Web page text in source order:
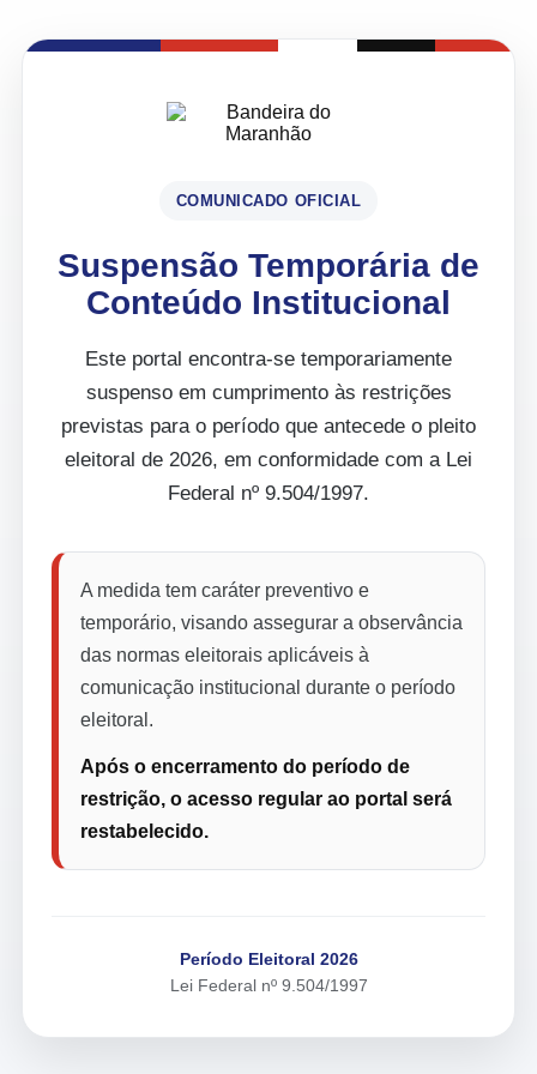
COMUNICADO OFICIAL
Suspensão Temporária de
Conteúdo Institucional
Este portal encontra-se temporariamente
suspenso em cumprimento às restrições
previstas para o período que antecede o pleito
eleitoral de 2026, em conformidade com a Lei
Federal nº 9.504/1997.
A medida tem caráter preventivo e
temporário, visando assegurar a observância
das normas eleitorais aplicáveis à
comunicação institucional durante o período
eleitoral.
Após o encerramento do período de
restrição, o acesso regular ao portal será
restabelecido.
Período Eleitoral 2026
Lei Federal nº 9.504/1997